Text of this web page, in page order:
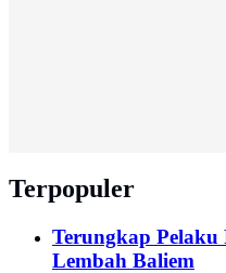
Terpopuler
Terungkap Pelaku
Lembah Baliem